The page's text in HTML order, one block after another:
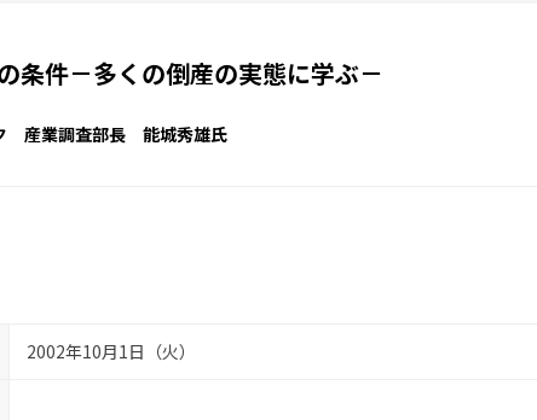
条件－多くの倒産の実態に学ぶ－
産業調査部長 能城秀雄氏
2002年10月1日（火）